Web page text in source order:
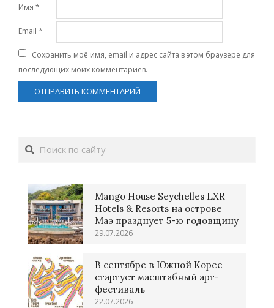
Имя *
Email *
Сохранить моё имя, email и адрес сайта в этом браузере для
последующих моих комментариев.
Поиск
Mango House Seychelles LXR
Hotels & Resorts на острове
Маэ празднует 5-ю годовщину
29.07.2026
В сентябре в Южной Корее
стартует масштабный арт-
фестиваль
22.07.2026